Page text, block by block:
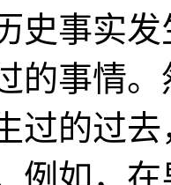
史事实
的事情
过的过